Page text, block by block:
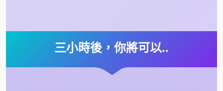
三小時後，你將可以..